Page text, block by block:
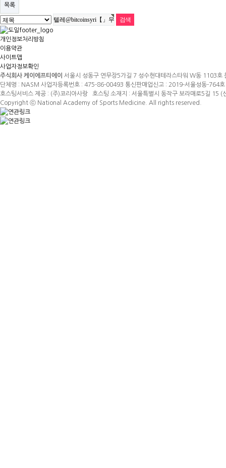
목록
개인정보처리방침
이용약관
사이트맵
사업자정보확인
주식회사 케이에프티에이 서울시 성동구 연무장5가길 7 성수현대테라스타워 W동 1103
단체명 : NASM 사업자등록번호 : 475-86-00493 통신판매업신고 : 2019-서울성동-764호
호스팅서비스 제공 : (주)코리아사랑 호스팅 소재지 : 서울특별시 동작구 보라매로5길 15 (
Copyright ⓒ National Academy of Sports Medicine. All rights reserved.